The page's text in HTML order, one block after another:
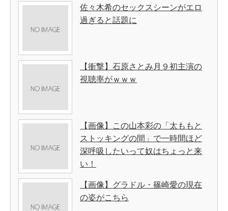
佐々木希のセックスシーンがエロ
過ぎると話題に
【衝撃】石原さとみ月９初主演の
視聴率がｗｗｗ
【画像】この山本彩の「太ももと
ストッキングの間」で一時間ほど
深呼吸したいって奴はちょっと来
い！
【画像】グラドル・篠崎愛の現在
の姿がこちら